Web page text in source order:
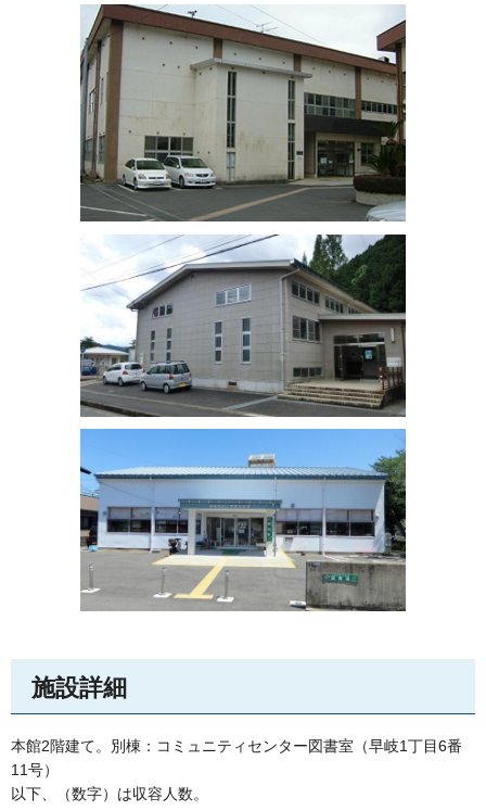
施設詳細
本館2階建て。別棟：コミュニティセンター図書室（早岐1丁目6番
11号）
以下、（数字）は収容人数。